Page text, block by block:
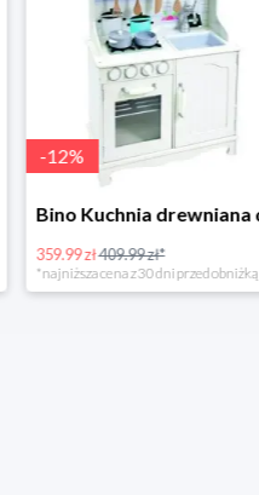
-12%
359.99 zł409.99 zł*
*najniższa cena z 30 dni przed obniżką